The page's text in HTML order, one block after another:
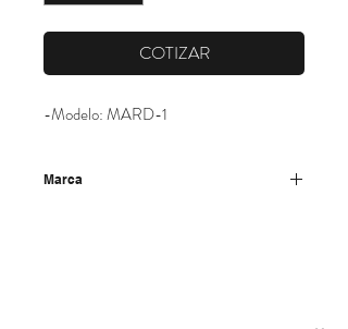
COTIZAR
-Modelo: MARD-1
Marca